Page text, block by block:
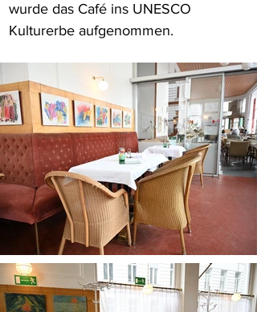
wurde das Café ins UNESCO
Kulturerbe aufgenommen.